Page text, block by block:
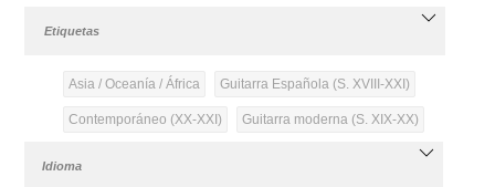
Etiquetas
Asia / Oceanía / África Guitarra Española (S. XVIII-XXI)
Contemporáneo (XX-XXI) Guitarra moderna (S. XIX-XX)
Idioma